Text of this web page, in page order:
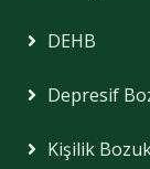
DEHB
Depresif
Kişilik